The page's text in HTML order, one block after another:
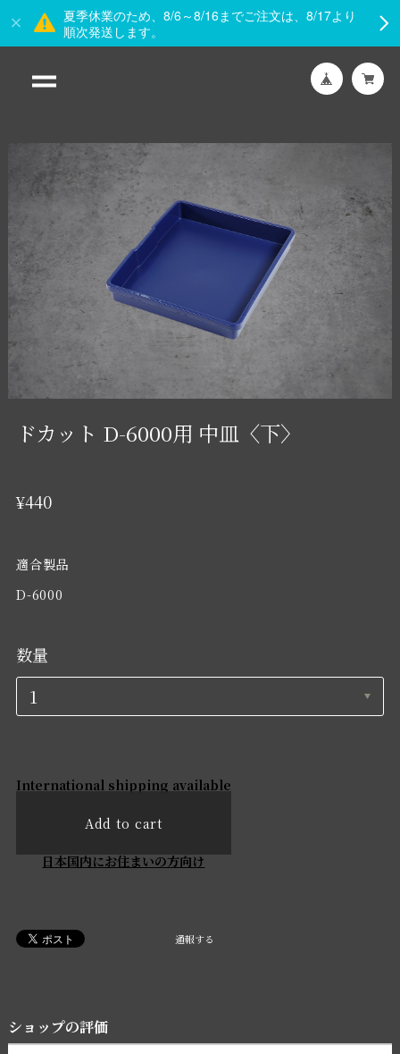
夏季休業のため、8/6～8/16までご注文は、8/17より
順次発送します。
ドカット D-6000用 中皿〈下〉
¥440
適合製品
D-6000
数量
International shipping available
Add to cart
日本国内にお住まいの方向け
通報する
ショップの評価